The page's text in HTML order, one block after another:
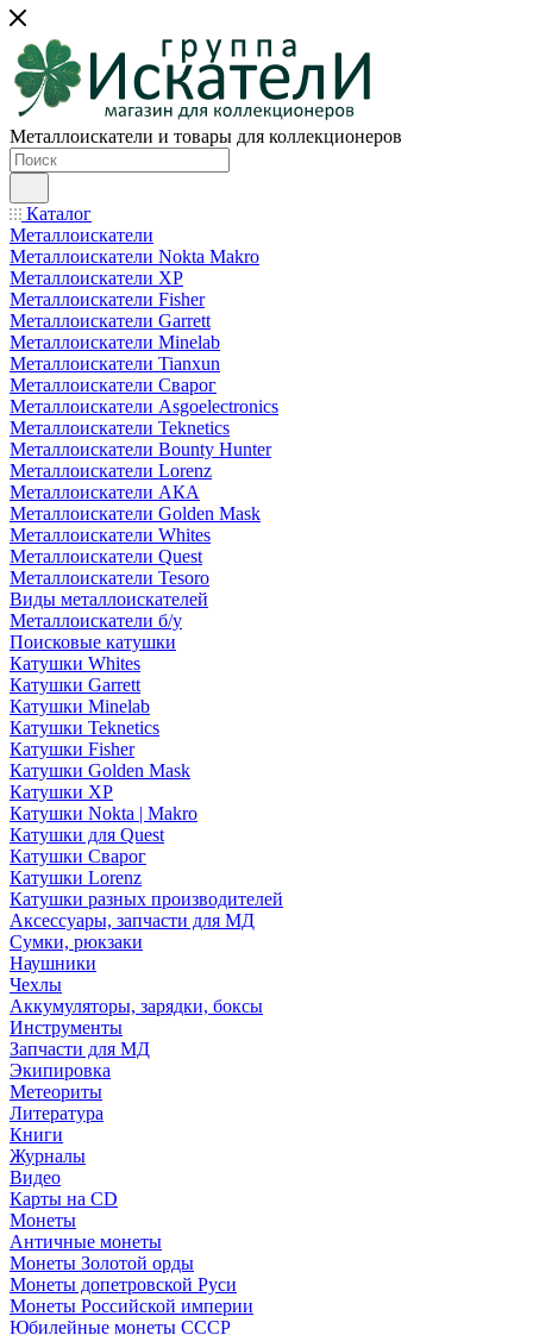
Металлоискатели и товары для коллекционеров
Каталог
Металлоискатели
Металлоискатели Nokta Makro
Металлоискатели XP
Металлоискатели Fisher
Металлоискатели Garrett
Металлоискатели Minelab
Металлоискатели Tianxun
Металлоискатели Сварог
Металлоискатели Asgoelectronics
Металлоискатели Teknetics
Металлоискатели Bounty Hunter
Металлоискатели Lorenz
Металлоискатели АКА
Металлоискатели Golden Mask
Металлоискатели Whites
Металлоискатели Quest
Металлоискатели Tesoro
Виды металлоискателей
Металлоискатели б/у
Поисковые катушки
Катушки Whites
Катушки Garrett
Катушки Minelab
Катушки Teknetics
Катушки Fisher
Катушки Golden Mask
Катушки XP
Катушки Nokta | Makro
Катушки для Quest
Катушки Сварог
Катушки Lorenz
Катушки разных производителей
Аксессуары, запчасти для МД
Сумки, рюкзаки
Наушники
Чехлы
Аккумуляторы, зарядки, боксы
Инструменты
Запчасти для МД
Экипировка
Метеориты
Литература
Книги
Журналы
Видео
Карты на CD
Монеты
Античные монеты
Монеты Золотой орды
Монеты допетровской Руси
Монеты Российской империи
Юбилейные монеты СССР